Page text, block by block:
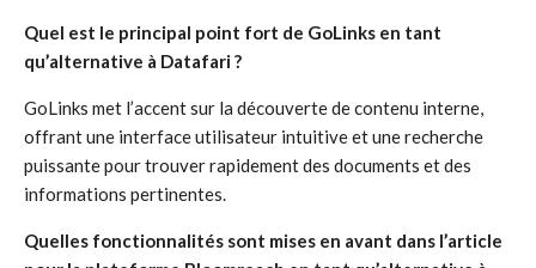
Quel est le principal point fort de GoLinks en tant
qu’alternative à Datafari ?
GoLinks met l’accent sur la découverte de contenu interne,
offrant une interface utilisateur intuitive et une recherche
puissante pour trouver rapidement des documents et des
informations pertinentes.
Quelles fonctionnalités sont mises en avant dans l’article